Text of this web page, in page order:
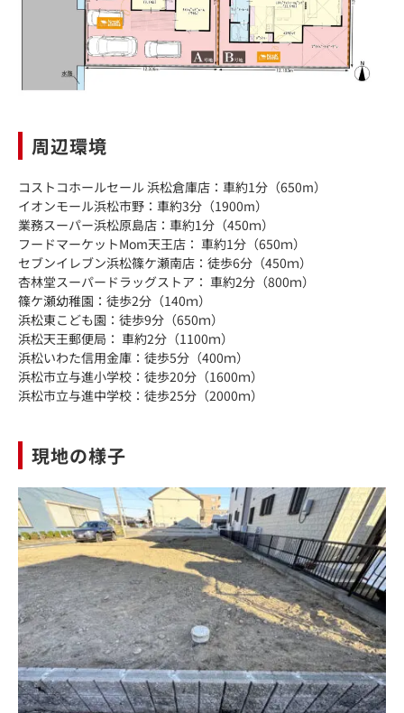
周辺環境
コストコホールセール 浜松倉庫店：車約1分（650m）
イオンモール浜松市野：車約3分（1900m）
業務スーパー浜松原島店：車約1分（450ｍ）
フードマーケットMom天王店： 車約1分（650ｍ）
セブンイレブン浜松篠ケ瀬南店：徒歩6分（450ｍ）
杏林堂スーパードラッグストア： 車約2分（800ｍ）
篠ケ瀬幼稚園：徒歩2分（140ｍ）
浜松東こども園：徒歩9分（650ｍ）
浜松天王郵便局： 車約2分（1100ｍ）
浜松いわた信用金庫：徒歩5分（400ｍ）
浜松市立与進小学校：徒歩20分（1600ｍ）
浜松市立与進中学校：徒歩25分（2000ｍ）
現地の様子